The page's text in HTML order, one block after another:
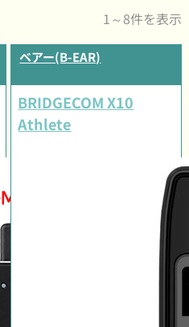
1～8件を表示
ベアー(B-EAR)
BRIDGECOM X10
Athlete